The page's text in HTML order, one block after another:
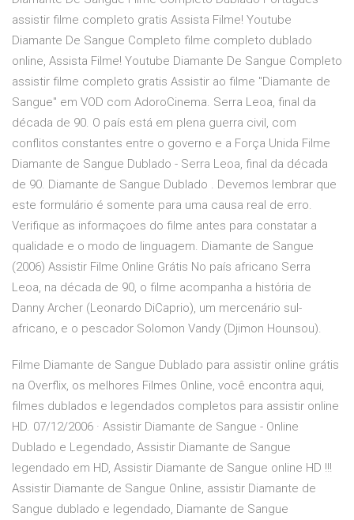
assistir filme completo gratis Assista Filme! Youtube
Diamante De Sangue Completo filme completo dublado
online, Assista Filme! Youtube Diamante De Sangue Completo
assistir filme completo gratis Assistir ao filme "Diamante de
Sangue" em VOD com AdoroCinema. Serra Leoa, final da
década de 90. O país está em plena guerra civil, com
conflitos constantes entre o governo e a Força Unida Filme
Diamante de Sangue Dublado - Serra Leoa, final da década
de 90. Diamante de Sangue Dublado . Devemos lembrar que
este formulário é somente para uma causa real de erro.
Verifique as informaçoes do filme antes para constatar a
qualidade e o modo de linguagem. Diamante de Sangue
(2006) Assistir Filme Online Grátis No país africano Serra
Leoa, na década de 90, o filme acompanha a história de
Danny Archer (Leonardo DiCaprio), um mercenário sul-
africano, e o pescador Solomon Vandy (Djimon Hounsou).
Filme Diamante de Sangue Dublado para assistir online grátis
na Overflix, os melhores Filmes Online, você encontra aqui,
filmes dublados e legendados completos para assistir online
HD. 07/12/2006 · Assistir Diamante de Sangue - Online
Dublado e Legendado, Assistir Diamante de Sangue
legendado em HD, Assistir Diamante de Sangue online HD !!!
Assistir Diamante de Sangue Online, assistir Diamante de
Sangue dublado e legendado, Diamante de Sangue